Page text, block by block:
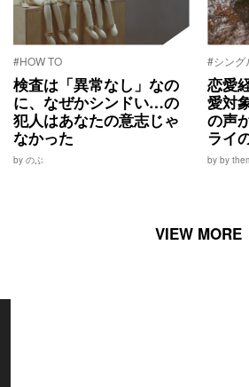
#HOW TO
検査は「異常なし」なの
に、なぜかシンドい…の
犯人はあなたの意志じゃ
なかった
by のぶ
#シング
恋愛
愛対
の声
ライ
by by
VIEW MORE